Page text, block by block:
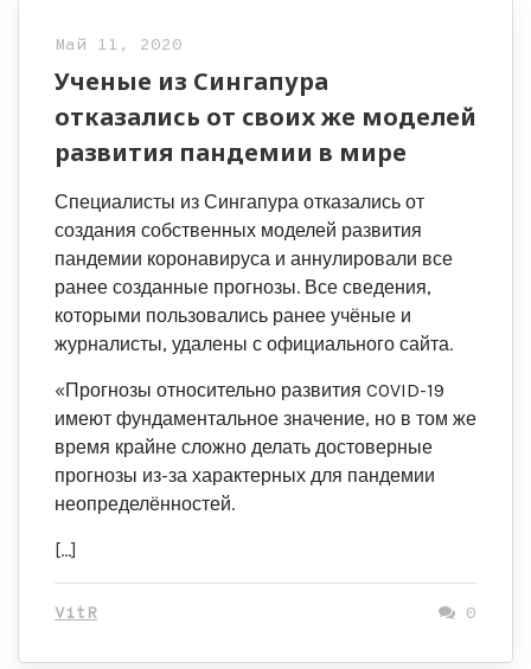
Май 11, 2020
Ученые из Сингапура
отказались от своих же моделей
развития пандемии в мире
Специалисты из Сингапура отказались от
создания собственных моделей развития
пандемии коронавируса и аннулировали все
ранее созданные прогнозы. Все сведения,
которыми пользовались ранее учёные и
журналисты, удалены с официального сайта.
«Прогнозы относительно развития COVID-19
имеют фундаментальное значение, но в том же
время крайне сложно делать достоверные
прогнозы из-за характерных для пандемии
неопределённостей.
[…]
VitR 0